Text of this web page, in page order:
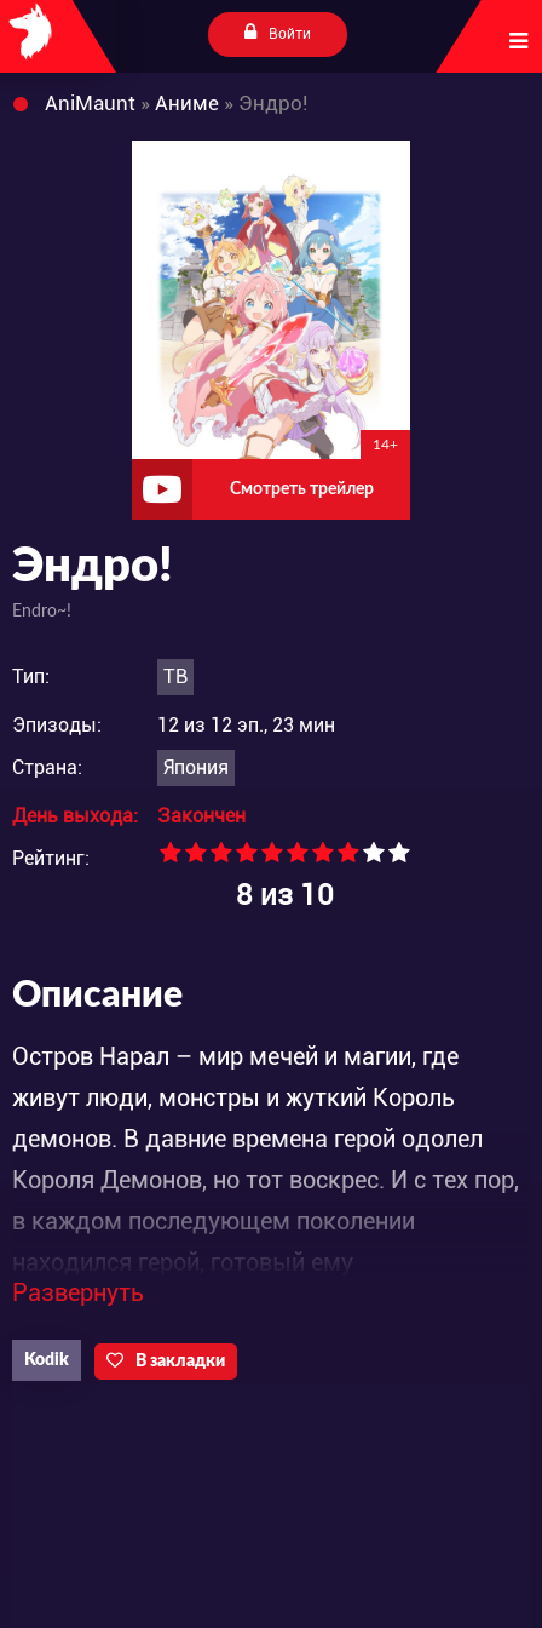
Войти
AniMaunt » Аниме » Эндро!
14+
Смотреть трейлер
Эндро!
Endro~!
Тип: ТВ
Эпизоды:
12 из 12 эп., 23 мин
Страна:
Япония
День выхода:
Закончен
Рейтинг:
8из 10
Описание
Остров Нарал – мир мечей и магии, где
живут люди, монстры и жуткий Король
демонов. В давние времена герой одолел
Короля Демонов, но тот воскрес. И с тех пор,
в каждом последующем поколении
находился герой, готовый ему
противостоять. Девочки посещают школу
для искателей приключений, чтобы победить
Короля Демонов, когда тот появится снова.
Развернуть
Kodik В закладки